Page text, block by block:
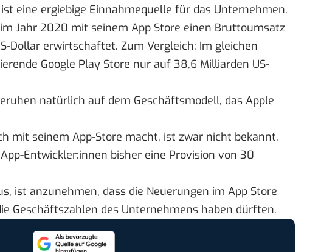
eine ergiebige Einnahmequelle für das Unternehmen.
Jahr 2020 mit seinem App Store einen Bruttoumsatz
Dollar erwirtschaftet. Zum Vergleich: Im gleichen
Google Play Store nur auf 38,6 Milliarden US-
natürlich auf dem Geschäftsmodell, das Apple
mit seinem App-Store macht, ist zwar nicht bekannt.
Entwickler:innen bisher eine Provision von 30
ist anzunehmen, dass die Neuerungen im App Store
Geschäftszahlen des Unternehmens haben dürften.